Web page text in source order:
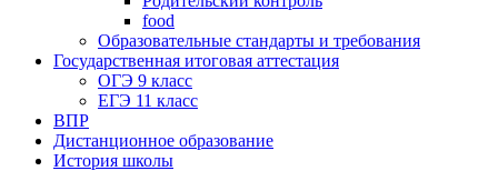
food
Образовательные стандарты и требования
Государственная итоговая аттестация
ОГЭ 9 класс
ЕГЭ 11 класс
ВПР
Дистанционное образование
История школы